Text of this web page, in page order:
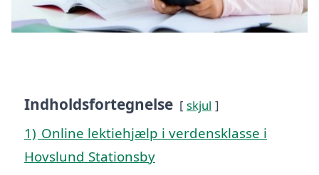
Indholdsfortegnelse skjul
1) Online lektiehjælp i verdensklasse i
Hovslund Stationsby